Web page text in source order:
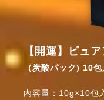
【開運】ピュ
（炭酸パック) 10
内容量：10g×10包